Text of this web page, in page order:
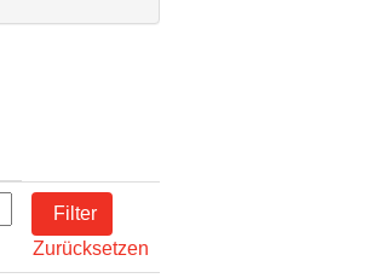
Zurücksetzen